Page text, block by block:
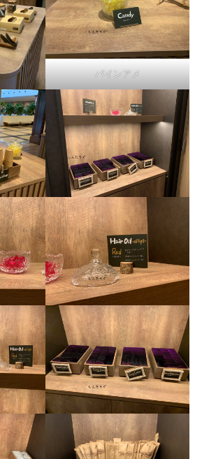
パインアメ